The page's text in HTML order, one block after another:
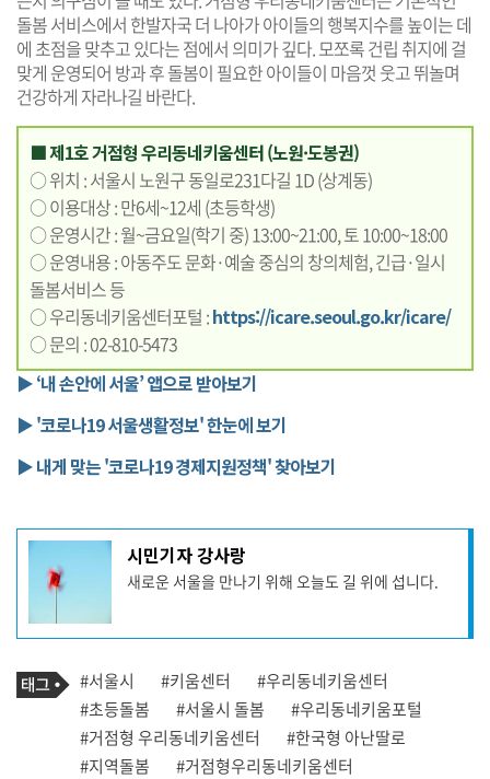
돌봄 서비스에서 한발자국 더 나아가 아이들의 행복지수를 높이는 데
에 초점을 맞추고 있다는 점에서 의미가 깊다. 모쪼록 건립 취지에 걸
맞게 운영되어 방과 후 돌봄이 필요한 아이들이 마음껏 웃고 뛰놀며
건강하게 자라나길 바란다.
■ 제1호 거점형 우리동네키움센터 (노원·도봉권)
○ 위치 : 서울시 노원구 동일로231다길 1D (상계동)
○ 이용대상 : 만6세~12세 (초등학생)
○ 운영시간 : 월~금요일(학기 중) 13:00~21:00, 토 10:00~18:00
○ 운영내용 : 아동주도 문화·예술 중심의 창의체험, 긴급·일시
돌봄서비스 등
○ 우리동네키움센터포털 :https://icare.seoul.go.kr/icare/
○ 문의 : 02-810-5473
▶ ‘내 손안에 서울’ 앱으로 받아보기
▶ '코로나19 서울생활정보' 한눈에 보기
▶ 내게 맞는 '코로나19 경제지원정책' 찾아보기
기
자
프
필
시민기자 강사랑
새로운 서울을 만나기 위해 오늘도 길 위에 섭니다.
기
사
관
련
태
그
태
그
#서울시 #키움센터
#우리동네키움센터
#초등돌봄
#서울시 돌봄
#우리동네키움포털
#거점형 우리동네키움센터
#한국형 아난딸로
#지역돌봄
#거점형우리동네키움센터